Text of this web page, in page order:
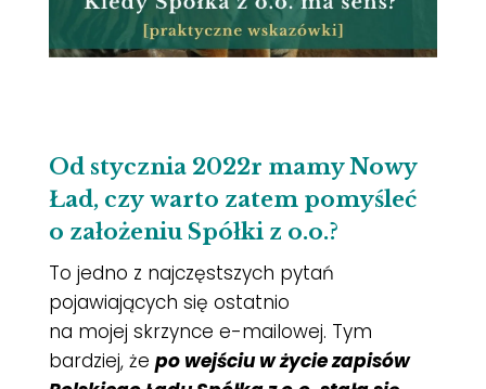
Od stycznia 2022r mamy Nowy
Ład, czy warto zatem pomyśleć
o założeniu Spółki z o.o.?
To jedno z najczęstszych pytań
pojawiających się ostatnio
na mojej skrzynce e-mailowej. Tym
bardziej, że po wejściu w życie zapisów